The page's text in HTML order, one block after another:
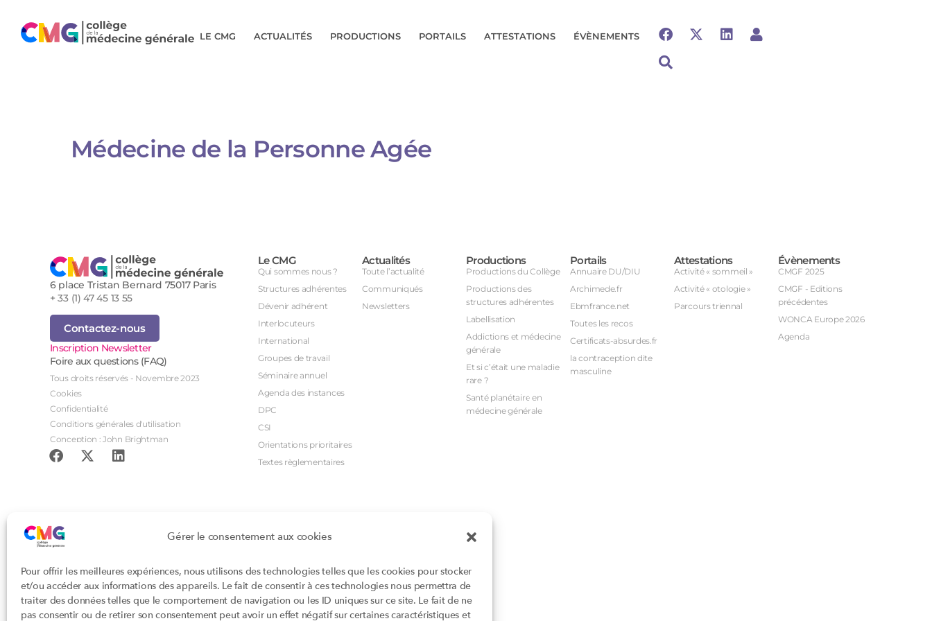
Gérer le consentement aux cookies
Pour offrir les meilleures expériences, nous utilisons des technologies telles que les cookies pour stocker
et/ou accéder aux informations des appareils. Le fait de consentir à ces technologies nous permettra de
traiter des données telles que le comportement de navigation ou les ID uniques sur ce site. Le fait de ne
pas consentir ou de retirer son consentement peut avoir un effet négatif sur certaines caractéristiques et
LE CMG ACTUALITÉS PRODUCTIONS PORTAILS ATTESTATIONS ÉVÈNEMENTS
Médecine de la Personne Agée​
6 place Tristan Bernard 75017 Paris
+ 33 (1) 47 45 13 55
Contactez-nous
Inscription Newsletter
Foire aux questions (FAQ)
Tous droits réservés - Novembre 2023
Cookies
Confidentialité
Conditions générales d'utilisation
Conception : John Brightman
Le CMG
Qui sommes nous ?
Structures adhérentes
Dévenir adhérent
Interlocuteurs
International
Groupes de travail
Séminaire annuel
Agenda des instances
DPC
CSI
Orientations prioritaires
Textes règlementaires
Actualités
Toute l’actualité
Communiqués
Newsletters
Productions
Productions du Collège
Productions des
structures adhérentes
Labellisation
Addictions et médecine
générale
Et si c’était une maladie
rare ?
Santé planétaire en
médecine générale
Portails
Annuaire DU/DIU
Archimede.fr
Ebmfrance.net
Toutes les recos
Certificats-absurdes.fr
la contraception dite
masculine
Attestations
Activité « sommeil »
Activité « otologie »
Parcours triennal
Évènements
CMGF 2025
CMGF - Editions
précédentes
WONCA Europe 2026
Agenda